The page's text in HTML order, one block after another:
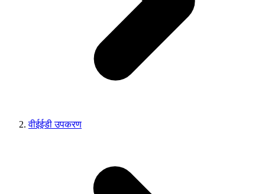
वीईईडी उपकरण